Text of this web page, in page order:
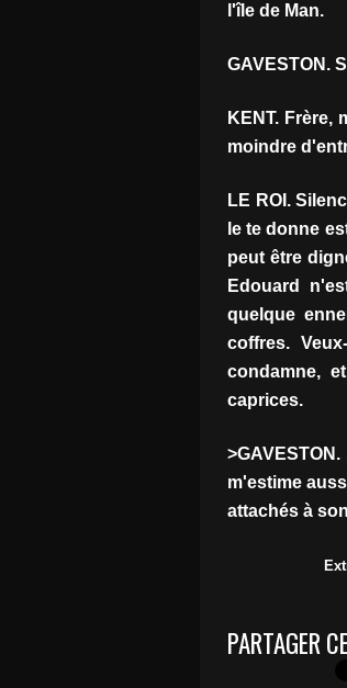
l'île de Man.
GAVESTON.
KENT. Frère,
moindre
LE ROI.
le te donne
peut être
Edouard
quelque
coffres.
condamne,
caprices.
m'estime
attachés à
PARTAGER